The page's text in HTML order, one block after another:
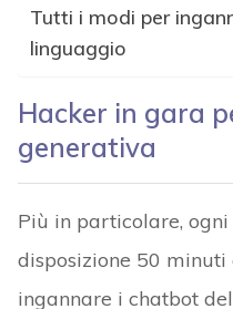
Tutti i modi per
linguaggio
Hacker in gara
generativa
Più in particolare,
disposizione 50
ingannare i chatbot